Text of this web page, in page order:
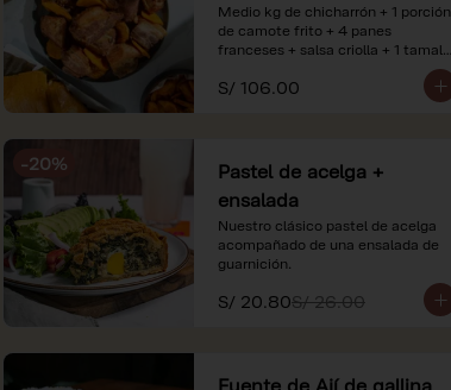
Medio kg de chicharrón + 1 porción
de camote frito + 4 panes
franceses + salsa criolla + 1 tamal
criollo + 1 litro de jugo de naranja.
consumo. Imágenes referenciales.
S/ 106.00
-20%
Pastel de acelga +
ensalada
Nuestro clásico pastel de acelga
acompañado de una ensalada de
guarnición.
S/ 20.80S/ 26.00
Fuente de Ají de gallina